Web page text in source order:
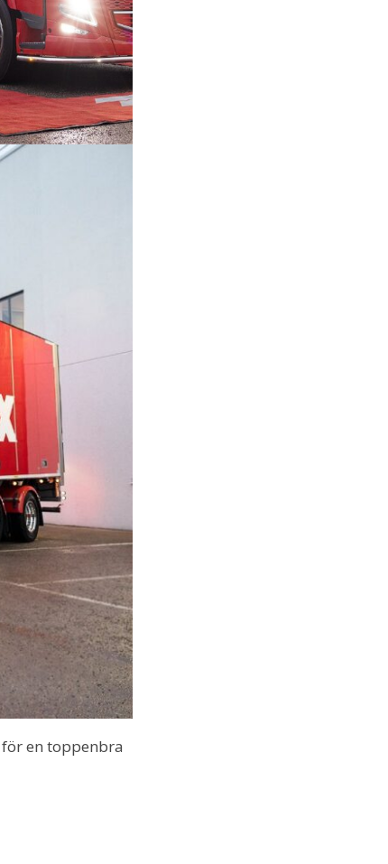
för en toppenbra